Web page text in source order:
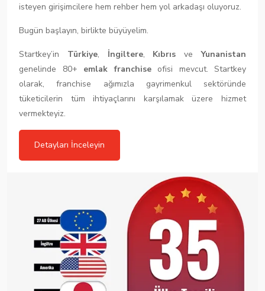
isteyen girişimcilere hem rehber hem yol arkadaşı oluyoruz.
Bugün başlayın, birlikte büyüyelim.
Startkey’in Türkiye, İngiltere, KıbrısveYunanistan
genelinde 80+ emlak franchiseofisi mevcut. Startkey
olarak, franchise ağımızla gayrimenkul sektöründe
tüketicilerin tüm ihtiyaçlarını karşılamak üzere hizmet
vermekteyiz.
Detayları İnceleyin